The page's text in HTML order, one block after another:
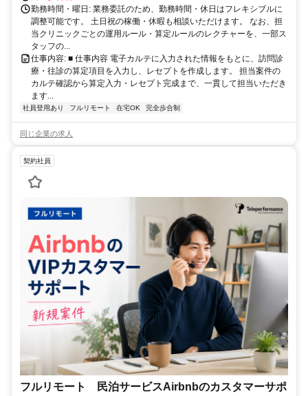
勤務時間・曜日: 業務委託のため、勤務時間・休日はフレキシブルに
調整可能です。 土日祝の稼働・休暇も相談いただけます。 なお、担
当クリニックごとの運用ルール・算定ルールのレクチャーを、一部ス
タッフの...
仕事内容: ■ 仕事内容 電子カルテに入力された情報をもとに、訪問診
療・往診の算定項目を入力し、レセプトを作成します。 担当案件の
カルテ確認から算定入力・レセプト完成まで、一貫して担当いただき
ます...
社員登用あり フルリモート 在宅OK 完全歩合制
同じ企業の求人
契約社員
フルリモート 民泊サービスAirbnbのカスタマーサポ